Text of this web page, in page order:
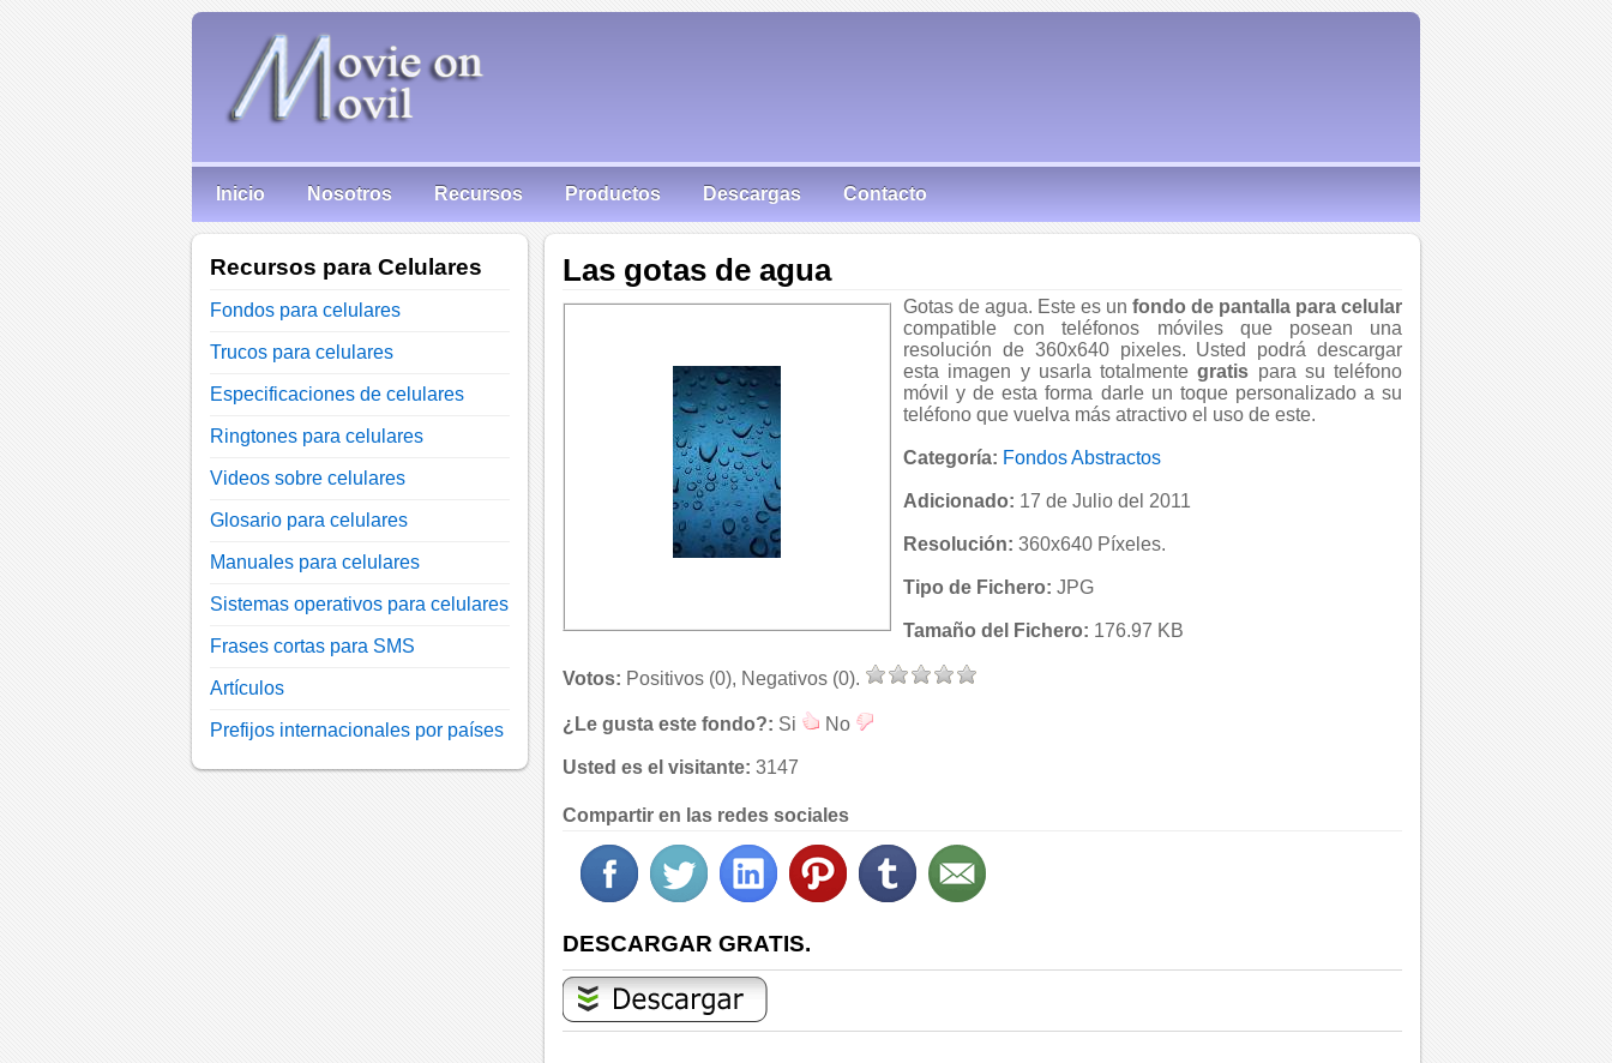
Inicio Nosotros Recursos Productos Descargas Contacto
Las gotas de agua
Gotas de agua. Este es un fondo de pantalla para celular
compatible con teléfonos móviles que posean una
resolución de 360x640 pixeles. Usted podrá descargar
esta imagen y usarla totalmentegratis para su teléfono
móvil y de esta forma darle un toque personalizado a su
teléfono que vuelva más atractivo el uso de este.
Categoría: Fondos Abstractos
Adicionado: 17 de Julio del 2011
Resolución: 360x640 Píxeles.
Tipo de Fichero: JPG
Tamaño del Fichero: 176.97 KB
Votos: Positivos (0), Negativos (0).
¿Le gusta este fondo?: Si No
Usted es el visitante: 3147
Compartir en las redes sociales
DESCARGAR GRATIS.
Recursos para Celulares
Fondos para celulares
Trucos para celulares
Especificaciones de celulares
Ringtones para celulares
Videos sobre celulares
Glosario para celulares
Manuales para celulares
Sistemas operativos para celulares
Frases cortas para SMS
Artículos
Prefijos internacionales por países